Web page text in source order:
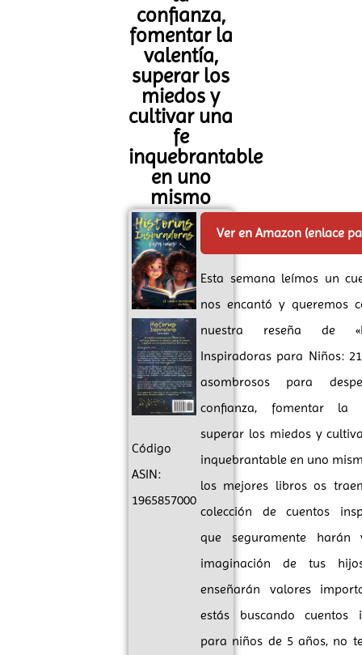
confianza,
fomentar la
valentía,
superar los
miedos y
cultivar una
fe
inquebrantable
en uno
mismo
Código
ASIN:
1965857000
Ver en Amazon (enlace
Esta semana leímos un
nos encantó y queremos
nuestra reseña de
Inspiradoras para Niños:
asombrosos para
confianza, fomentar la
superar los miedos y
inquebrantable en uno
los mejores libros os
colección de cuentos
que seguramente harán
imaginación de tus
enseñarán valores
estás buscando cuentos
para niños de 5 años, no